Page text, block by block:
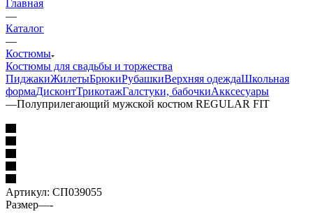
Главная
—
Каталог
—
Костюмы
Костюмы для свадьбы и торжества
ПиджакиЖилетыБрюкиРубашкиВерхняя одеждаШкольная
формаДисконтТрикотажГалстуки, бабочкиАкксесуары
—Полуприлегающий мужской костюм REGULAR FIT
Артикул: СП039055
Размер—-